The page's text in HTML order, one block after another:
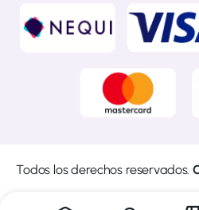
Todos los derechos reservados.
Sitio web diseñado y construido